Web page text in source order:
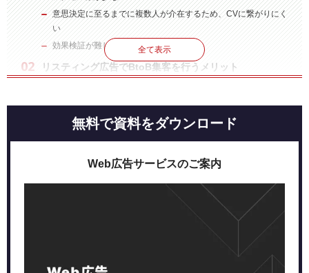
意思決定に至るまでに複数人が介在するため、CVに繋がりにく
い
効果検証が難しい
リスティング広告でBtoB集客を行うメリット
即効性がある
リスティング広告以外のBtoB向け運用型広告
ディスプレイ広告
BtoB向けのリスティング広告の効果を高める5つのポイント
MCV(マイクロコンバージョン)を設定する
全て表示
無料で資料をダウンロード
Web広告サービスのご案内